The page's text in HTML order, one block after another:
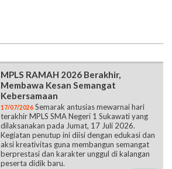
MPLS RAMAH 2026 Berakhir,
Membawa Kesan Semangat
Kebersamaan
17/07/2026 Semarak antusias mewarnai hari
terakhir MPLS SMA Negeri 1 Sukawati yang
dilaksanakan pada Jumat, 17 Juli 2026.
Kegiatan penutup ini diisi dengan edukasi dan
aksi kreativitas guna membangun semangat
berprestasi dan karakter unggul di kalangan
peserta didik baru.